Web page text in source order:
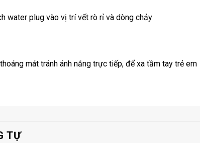
water plug vào vị trí vết rò rỉ và dòng chảy
mát tránh ánh nắng trực tiếp, để xa tầm tay trẻ em
TỰ